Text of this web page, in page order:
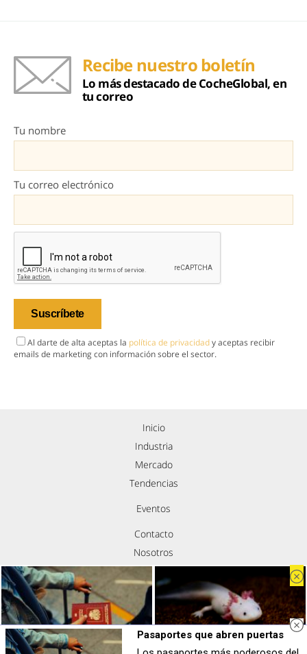
Recibe nuestro boletín
Lo más destacado de CocheGlobal, en
tu correo
Tu nombre
Tu correo electrónico
Al darte de alta aceptas la política de privacidady aceptas recibir
emails de marketing con información sobre el sector.
Inicio
Industria
Mercado
Tendencias
Eventos
Contacto
Nosotros
Política de privacidad
Aviso legal
Política de cookies
Síguenos
Pasaportes que abren puertas